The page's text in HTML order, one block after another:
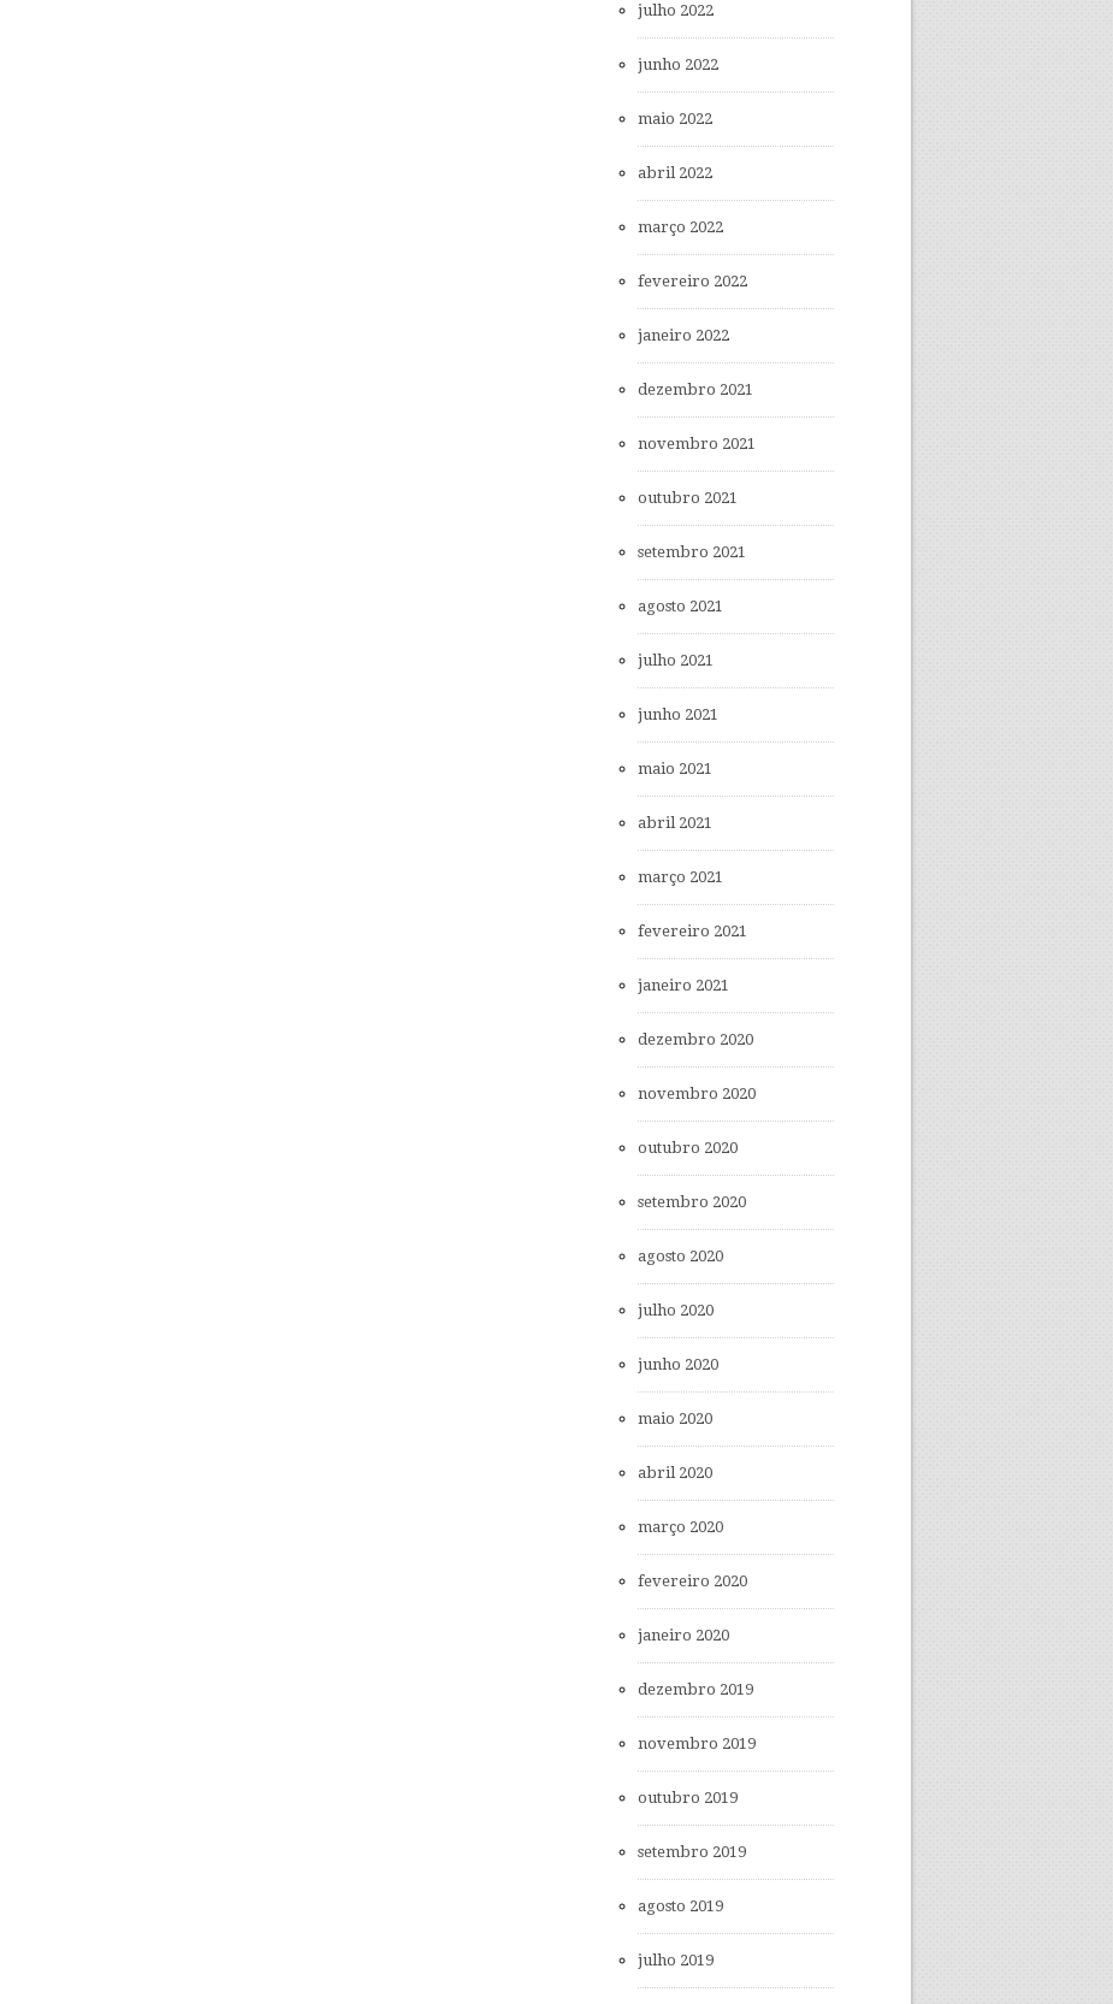
julho 2022
junho 2022
maio 2022
abril 2022
março 2022
fevereiro 2022
janeiro 2022
dezembro 2021
novembro 2021
outubro 2021
setembro 2021
agosto 2021
julho 2021
junho 2021
maio 2021
abril 2021
março 2021
fevereiro 2021
janeiro 2021
dezembro 2020
novembro 2020
outubro 2020
setembro 2020
agosto 2020
julho 2020
junho 2020
maio 2020
abril 2020
março 2020
fevereiro 2020
janeiro 2020
dezembro 2019
novembro 2019
outubro 2019
setembro 2019
agosto 2019
julho 2019